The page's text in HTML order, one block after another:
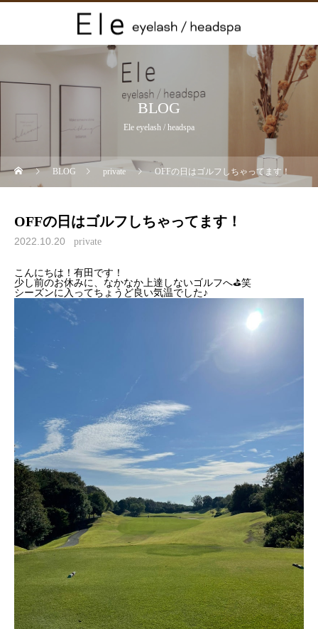
BLOG
Ele eyelash / headspa
BLOG private OFFの日はゴルフしちゃってます！
OFFの日はゴルフしちゃってます！
2022.10.20 private
こんにちは！有田です！
少し前のお休みに、なかなか上達しないゴルフへ⛳️笑
シーズンに入ってちょうど良い気温でした♪